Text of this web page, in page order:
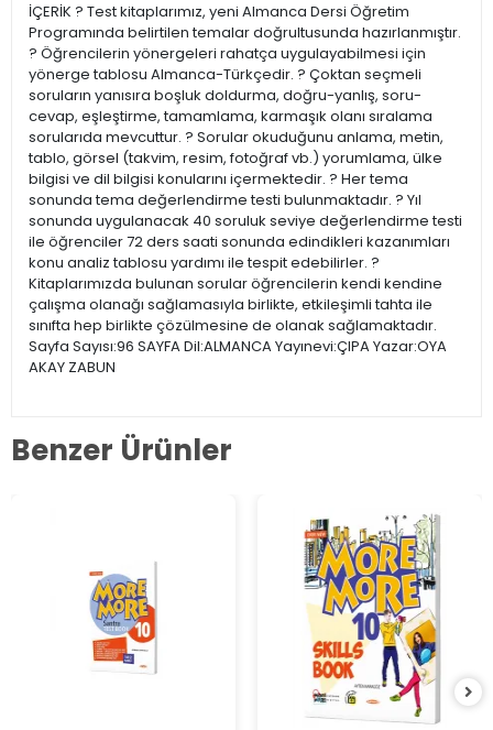
İÇERİK ? Test kitaplarımız, yeni Almanca Dersi Öğretim
Programında belirtilen temalar doğrultusunda hazırlanmıştır.
? Öğrencilerin yönergeleri rahatça uygulayabilmesi için
yönerge tablosu Almanca-Türkçedir. ? Çoktan seçmeli
soruların yanısıra boşluk doldurma, doğru-yanlış, soru-
cevap, eşleştirme, tamamlama, karmaşık olanı sıralama
sorularıda mevcuttur. ? Sorular okuduğunu anlama, metin,
tablo, görsel (takvim, resim, fotoğraf vb.) yorumlama, ülke
bilgisi ve dil bilgisi konularını içermektedir. ? Her tema
sonunda tema değerlendirme testi bulunmaktadır. ? Yıl
sonunda uygulanacak 40 soruluk seviye değerlendirme testi
ile öğrenciler 72 ders saati sonunda edindikleri kazanımları
konu analiz tablosu yardımı ile tespit edebilirler. ?
Kitaplarımızda bulunan sorular öğrencilerin kendi kendine
çalışma olanağı sağlamasıyla birlikte, etkileşimli tahta ile
sınıfta hep birlikte çözülmesine de olanak sağlamaktadır.
Sayfa Sayısı:96 SAYFA Dil:ALMANCA Yayınevi:ÇIPA Yazar:OYA
AKAY ZABUN
Benzer Ürünler